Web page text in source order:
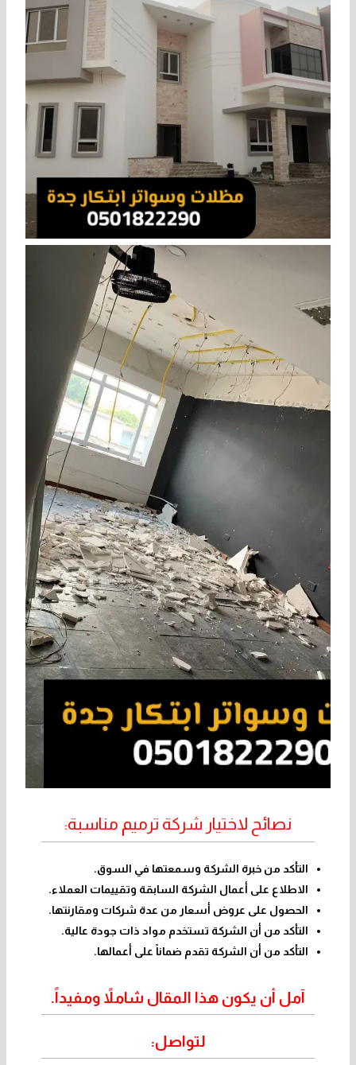
نصائح لاختيار شركة ترميم مناسبة:
التأكد من خبرة الشركة وسمعتها في السوق.
الاطلاع على أعمال الشركة السابقة وتقييمات العملاء.
الحصول على عروض أسعار من عدة شركات ومقارنتها.
التأكد من أن الشركة تستخدم مواد ذات جودة عالية.
التأكد من أن الشركة تقدم ضماناً على أعمالها.
آمل أن يكون هذا المقال شاملاً ومفيداً.
لتواصل: